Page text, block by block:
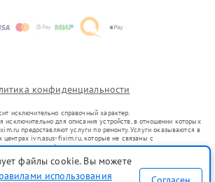
конфиденциальности
исключительно справочный характер.
исключительно для описания устройств, в отношении которых
предоставляют услуги по ремонту. Услуги оказываются в
центрах ivn.asus-fixim.ru, которые не связаны с
знаков или их официальными представителями.
уже введенных в гражданский оборот в соответствии
не преследует цели индивидуализации услуг или введения
файлы cookie. Вы можете
использования